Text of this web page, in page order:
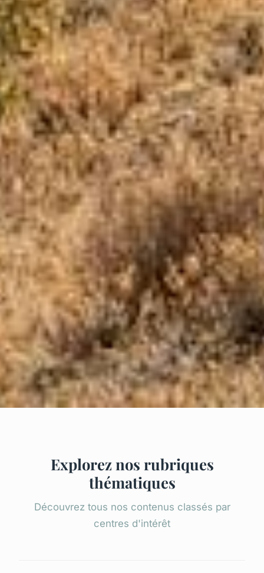
Explorez nos rubriques
thématiques
Découvrez tous nos contenus classés par
centres d'intérêt